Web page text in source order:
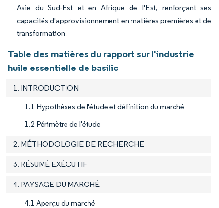
Asie du Sud-Est et en Afrique de l'Est, renforçant ses
capacités d'approvisionnement en matières premières et de
transformation.
Table des matières du rapport sur l'industrie
huile essentielle de basilic
1. INTRODUCTION
1.1 Hypothèses de l'étude et définition du marché
1.2 Périmètre de l'étude
2. MÉTHODOLOGIE DE RECHERCHE
3. RÉSUMÉ EXÉCUTIF
4. PAYSAGE DU MARCHÉ
4.1 Aperçu du marché